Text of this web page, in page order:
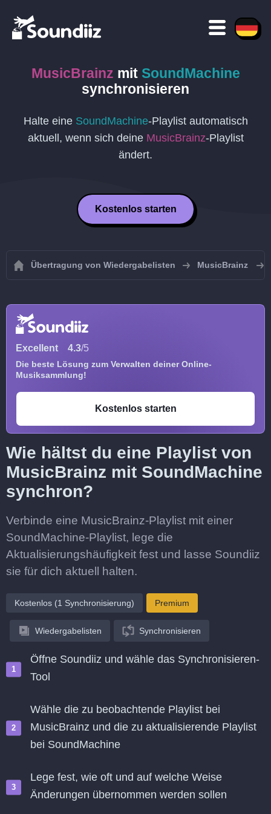
MusicBrainz mit SoundMachine
synchronisieren
Halte eine SoundMachine-Playlist automatisch
aktuell, wenn sich deine MusicBrainz-Playlist
ändert.
Kostenlos starten
Übertragung von Wiedergabelisten MusicBrainz
Excellent 4.3/5
Die beste Lösung zum Verwalten deiner Online-
Musiksammlung!
Kostenlos starten
Wie hältst du eine Playlist von
MusicBrainz mit SoundMachine
synchron?
Verbinde eine MusicBrainz-Playlist mit einer
SoundMachine-Playlist, lege die
Aktualisierungshäufigkeit fest und lasse Soundiiz
sie für dich aktuell halten.
Kostenlos (1 Synchronisierung) Premium
Wiedergabelisten Synchronisieren
Öffne Soundiiz und wähle das Synchronisieren-
Tool
Wähle die zu beobachtende Playlist bei
MusicBrainz und die zu aktualisierende Playlist
bei SoundMachine
Lege fest, wie oft und auf welche Weise
Änderungen übernommen werden sollen